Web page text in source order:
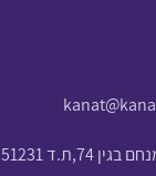
74,ת.ד 51231